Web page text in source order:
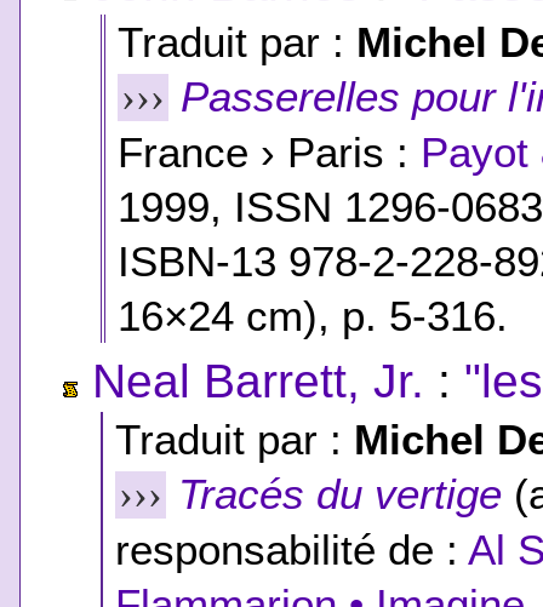
Traduit par : Michel
››› Passerelles pour
France › Paris : Payot
1999, ISSN 1296-
ISBN-13 978-2-228-
16×24 cm), p. 5-316.
Neal Barrett, Jr. :
Traduit par : Michel
››› Tracés du vertige
responsabilité de :Al